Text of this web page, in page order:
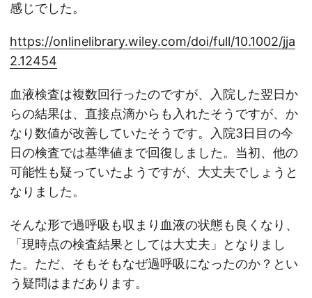
感じでした。
https://onlinelibrary.wiley.com/doi/full/10.1002/jja
2.12454
血液検査は複数回行ったのですが、入院した翌日か
らの結果は、直接点滴からも入れたそうですが、か
なり数値が改善していたそうです。入院3日目の今
日の検査では基準値まで回復しました。当初、他の
可能性も疑っていたようですが、大丈夫でしょうと
なりました。
そんな形で過呼吸も収まり血液の状態も良くなり、
「現時点の検査結果としては大丈夫」となりまし
た。ただ、そもそもなぜ過呼吸になったのか？とい
う疑問はまだあります。